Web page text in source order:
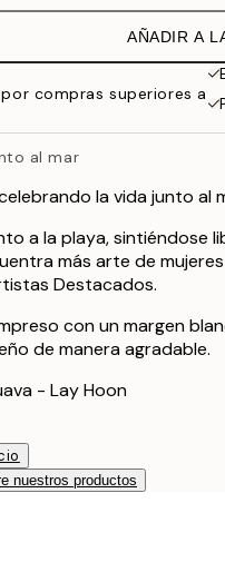
AÑADIR A
compras superiores a
al mar
la vida junto al
a la playa, sintiéndose
más arte de
Destacados.
con un margen
de manera agradable.
- Lay Hoon
nuestros productos